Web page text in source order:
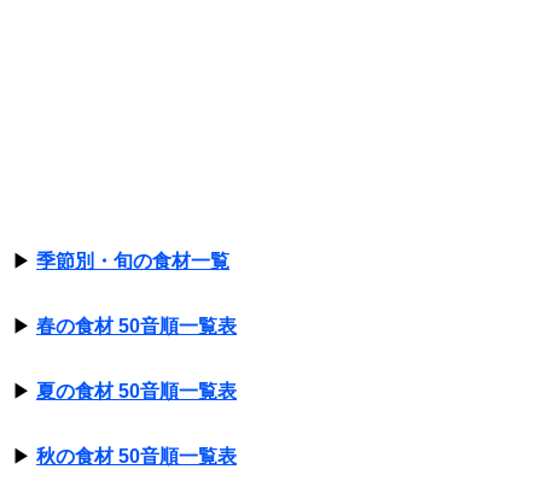
▶ 季節別・旬の食材一覧
▶ 春の食材 50音順一覧表
▶ 夏の食材 50音順一覧表
▶ 秋の食材 50音順一覧表